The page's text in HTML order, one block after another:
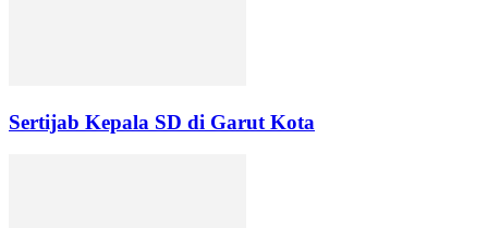
Sertijab Kepala SD di Garut Kota